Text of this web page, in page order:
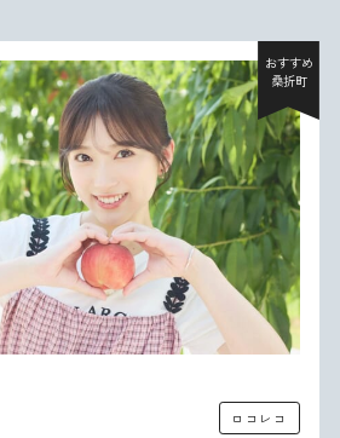
おすすめ
桑折町
ロコレコ